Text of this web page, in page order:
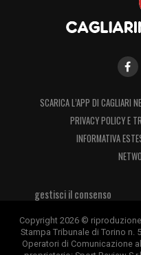
SCARICA L’APP DI CAGLIARI
PRIVACY POLICY E
INFORMATIVA
gestisci il consenso
Copyright 2026 ©
Stampa Tribunale di Torino n.
Operatori di Comunicazione